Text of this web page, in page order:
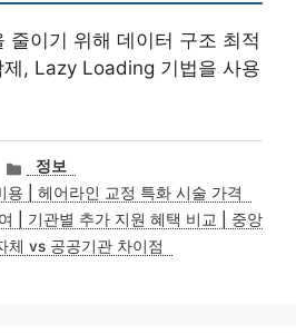
줄이기 위해 데이터 구조 최적
, Lazy Loading 기법을 사용
카
테
고
리
정보
용 | 헤어라인 교정 특화 시술 가격
| 기관별 추가 지원 혜택 비교 | 중앙
체 vs 공공기관 차이점